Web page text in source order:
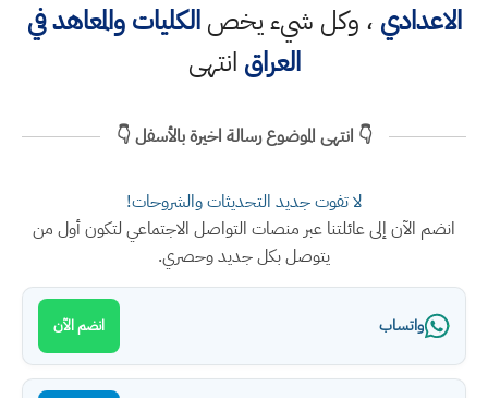
الاعدادي ، وكل شيء يخصالكليات والمعاهد في
العراق انتهى
👇 انتهى الموضوع رسالة اخيرة بالأسفل 👇
لا تفوت جديد التحديثات والشروحات!
انضم الآن إلى عائلتنا عبر منصات التواصل الاجتماعي لتكون أول من
يتوصل بكل جديد وحصري.
واتساب انضم الآن